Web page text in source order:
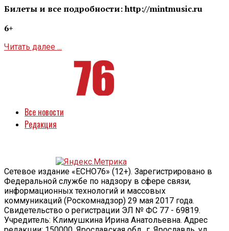
Билеты и все подробности: http://mintmusic.ru
6+
Читать далее ...
Все новости
Редакция
Сетевое издание «ECHO76» (12+). Зарегистрировано в
Федеральной службе по надзору в сфере связи,
информационных технологий и массовых
коммуникаций (Роскомнадзор) 29 мая 2017 года.
Свидетельство о регистрации ЭЛ № ФС 77 - 69819.
Учредитель: Климушкина Ирина Анатольевна. Адрес